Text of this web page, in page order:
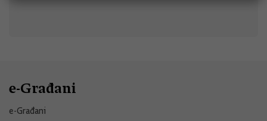
e-Građani
e-Građani